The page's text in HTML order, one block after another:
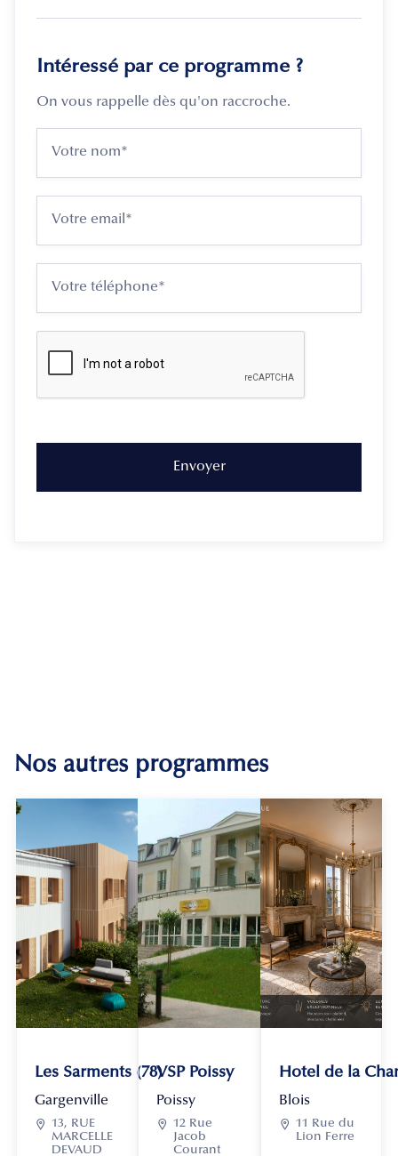
Intéressé par ce programme ?
On vous rappelle dès qu'on raccroche.
Nos autres programmes
Les Sarments (78)
Gargenville
 13, RUE
MARCELLE
DEVAUD
VSP Poissy
Poissy
 12 Rue
Jacob
Courant
Hotel de la
Blois
 11 Rue du
Lion Ferre